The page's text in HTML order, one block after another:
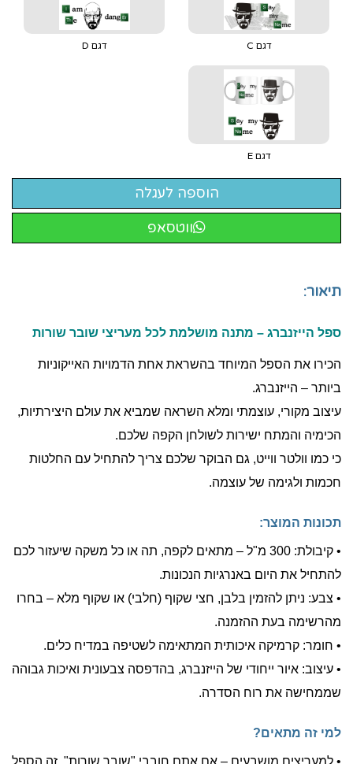
דגם C דגם D
דגם E
ווטסאפ
תיאור:
ספל הייזנברג – מתנה מושלמת לכל מעריצי שובר שורות
הכירו את הספל המיוחד בהשראת אחת הדמויות האייקוניות
ביותר – הייזנברג.
עיצוב מקורי, עוצמתי ומלא השראה שמביא את עולם היצירתיות,
הכימיה והמתח ישירות לשולחן הקפה שלכם.
כי כמו וולטר ווייט, גם הבוקר שלכם צריך להתחיל עם החלטות
חכמות ולגימה של עוצמה.
תכונות המוצר:
• קיבולת: 300 מ"ל – מתאים לקפה, תה או כל משקה שיעזור לכם
להתחיל את היום באנרגיות הנכונות.
• צבע: ניתן להזמין בלבן, חצי שקוף (חלבי) או שקוף מלא – בחרו
מהרשימה בעת ההזמנה.
• חומר: קרמיקה איכותית המתאימה לשטיפה במדיח כלים.
• עיצוב: איור ייחודי של הייזנברג, בהדפסה צבעונית ואיכות גבוהה
שממחישה את רוח הסדרה.
למי זה מתאים?
• למעריצים מושבעים – אם אתם חובבי "שובר שורות", זה הספל